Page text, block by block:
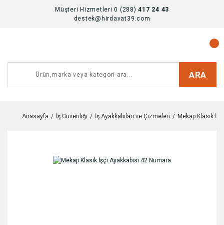
Müşteri Hizmetleri 0 (288)417 24 43
destek@hirdavat39.com
ARA
Anasayfa İş Güvenliği İş Ayakkabıları ve Çizmeleri Mekap Klasik